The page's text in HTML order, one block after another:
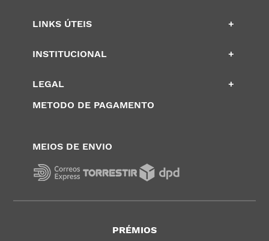
LINKS ÚTEIS +
INSTITUCIONAL +
LEGAL
+
METODO DE PAGAMENTO
MEIOS DE ENVIO
PRÉMIOS